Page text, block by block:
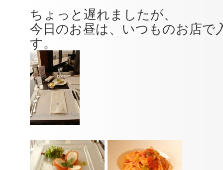
ちょっと遅れましたが、
今日のお昼は、いつものお店で
す。